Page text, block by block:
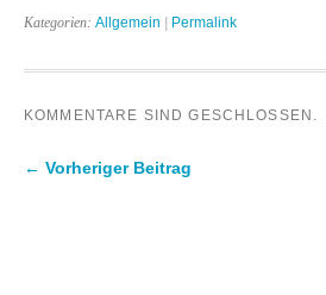
Kategorien: Allgemein Permalink
KOMMENTARE SIND GESCHLOSSEN.
← Vorheriger Beitrag